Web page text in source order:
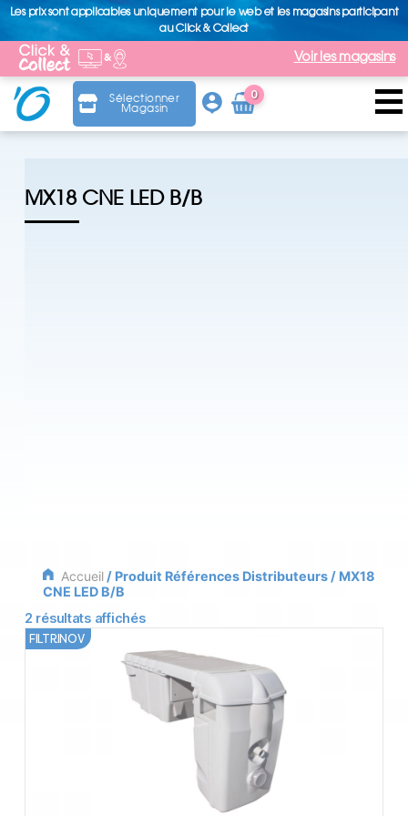
Les prix sont applicables uniquement pour le web et les magasins participant
au Click & Collect
Voir les magasins
Sélectionner
Magasin
0
Arti
cle
MX18 CNE LED B/B
Accueil/ Produit Références Distributeurs / MX18
CNE LED B/B
2 résultats affichés
FILTRINOV